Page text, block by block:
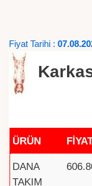
Fiyat Tarihi :
ÜRÜN
DANA
TAKIM